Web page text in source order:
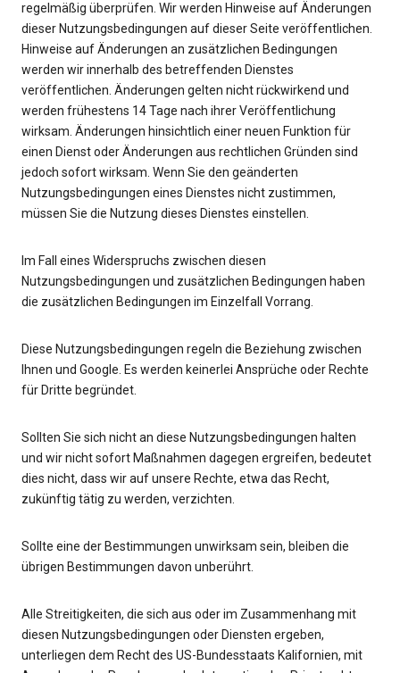
regelmäßig überprüfen. Wir werden Hinweise auf Änderungen
dieser Nutzungsbedingungen auf dieser Seite veröffentlichen.
Hinweise auf Änderungen an zusätzlichen Bedingungen
werden wir innerhalb des betreffenden Dienstes
veröffentlichen. Änderungen gelten nicht rückwirkend und
werden frühestens 14 Tage nach ihrer Veröffentlichung
wirksam. Änderungen hinsichtlich einer neuen Funktion für
einen Dienst oder Änderungen aus rechtlichen Gründen sind
jedoch sofort wirksam. Wenn Sie den geänderten
Nutzungsbedingungen eines Dienstes nicht zustimmen,
müssen Sie die Nutzung dieses Dienstes einstellen.
Im Fall eines Widerspruchs zwischen diesen
Nutzungsbedingungen und zusätzlichen Bedingungen haben
die zusätzlichen Bedingungen im Einzelfall Vorrang.
Diese Nutzungsbedingungen regeln die Beziehung zwischen
Ihnen und Google. Es werden keinerlei Ansprüche oder Rechte
für Dritte begründet.
Sollten Sie sich nicht an diese Nutzungsbedingungen halten
und wir nicht sofort Maßnahmen dagegen ergreifen, bedeutet
dies nicht, dass wir auf unsere Rechte, etwa das Recht,
zukünftig tätig zu werden, verzichten.
Sollte eine der Bestimmungen unwirksam sein, bleiben die
übrigen Bestimmungen davon unberührt.
Alle Streitigkeiten, die sich aus oder im Zusammenhang mit
diesen Nutzungsbedingungen oder Diensten ergeben,
unterliegen dem Recht des US-Bundesstaats Kalifornien, mit